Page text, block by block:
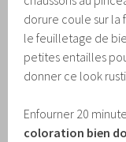
dorure coule sur
le feuilletage de
petites entailles
donner ce look
Enfourner 20
coloration bien